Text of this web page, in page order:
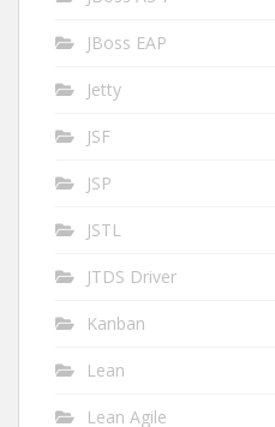
JBoss EAP
Jetty
JSF
JSP
JSTL
JTDS Driver
Kanban
Lean
Lean Agile